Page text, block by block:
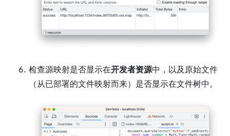
检查源映射是否显示在开发者资源中，以及原始文件
（从已部署的文件映射而来）是否显示在文件树中。